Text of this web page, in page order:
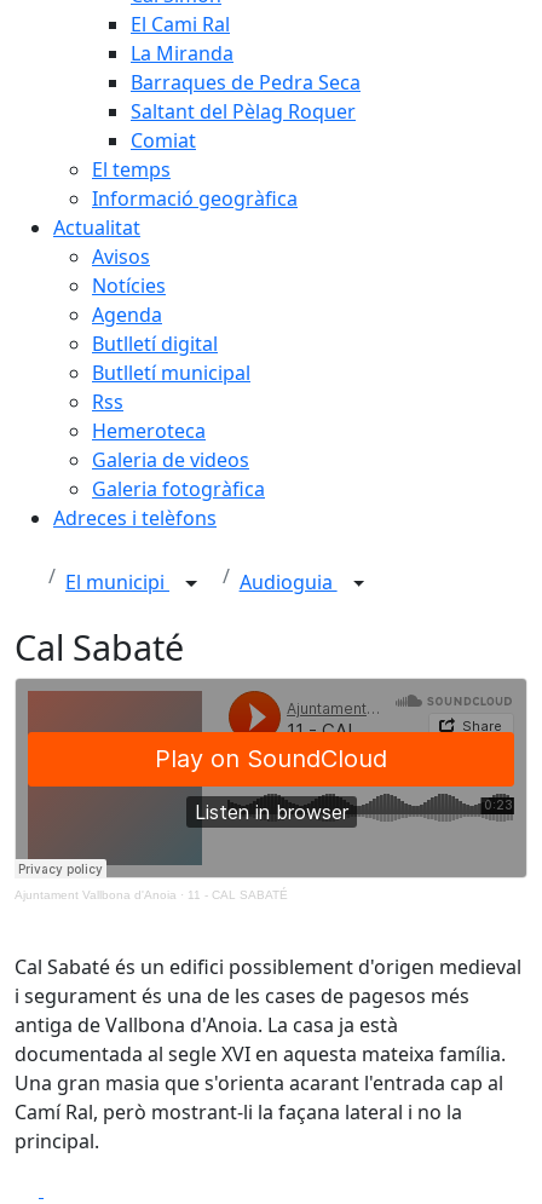
El Cami Ral
La Miranda
Barraques de Pedra Seca
Saltant del Pèlag Roquer
Comiat
El temps
Informació geogràfica
Actualitat
Avisos
Notícies
Agenda
Butlletí digital
Butlletí municipal
Rss
Hemeroteca
Galeria de videos
Galeria fotogràfica
Adreces i telèfons
El municipi Audioguia
Cal Sabaté
Ajuntament Vallbona d'Anoia · 11 - CAL SABATÉ
Cal Sabaté és un edifici possiblement d'origen medieval
i segurament és una de les cases de pagesos més
antiga de Vallbona d'Anoia. La casa ja està
documentada al segleXVI en aquesta mateixa família.
Una gran masia ques'orienta acarant l'entrada cap al
Camí Ral, però mostrant-li la façana lateral i no la
principal.